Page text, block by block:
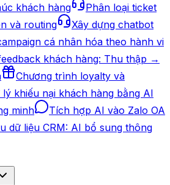
khách hàng
Phân loại ticket
và routing
Xây dựng chatbot
cá nhân hóa theo hành vi
khách hàng: Thu thập →
Chương trình loyalty và
lý khiếu nại khách hàng bằng AI
minh
Tích hợp AI vào Zalo OA
dữ liệu CRM: AI bổ sung thông